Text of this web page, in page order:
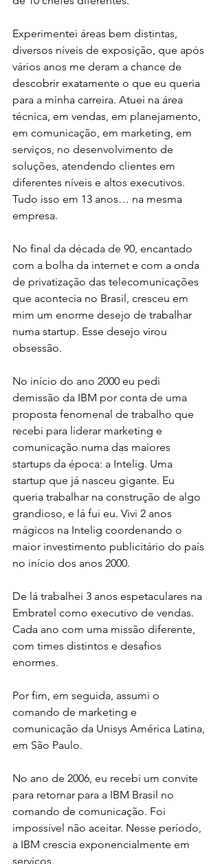
Experimentei áreas bem distintas,
diversos níveis de exposição, que após
vários anos me deram a chance de
descobrir exatamente o que eu queria
para a minha carreira. Atuei na área
técnica, em vendas, em planejamento,
em comunicação, em marketing, em
serviços, no desenvolvimento de
soluções, atendendo clientes em
diferentes níveis e altos executivos.
Tudo isso em 13 anos… na mesma
empresa.
No final da década de 90, encantado
com a bolha da internet e com a onda
de privatização das telecomunicações
que acontecia no Brasil, cresceu em
mim um enorme desejo de trabalhar
numa startup. Esse desejo virou
obsessão.
No início do ano 2000 eu pedi
demissão da IBM por conta de uma
proposta fenomenal de trabalho que
recebi para liderar marketing e
comunicação numa das maiores
startups da época: a Intelig. Uma
startup que já nasceu gigante. Eu
queria trabalhar na construção de algo
grandioso, e lá fui eu. Vivi 2 anos
mágicos na Intelig coordenando o
maior investimento publicitário do país
no início dos anos 2000.
De lá trabalhei 3 anos espetaculares na
Embratel como executivo de vendas.
Cada ano com uma missão diferente,
com times distintos e desafios
enormes.
Por fim, em seguida, assumi o
comando de marketing e
comunicação da Unisys América Latina,
em São Paulo.
No ano de 2006, eu recebi um convite
para retornar para a IBM Brasil no
comando de comunicação. Foi
impossível não aceitar. Nesse período,
a IBM crescia exponencialmente em
serviços.